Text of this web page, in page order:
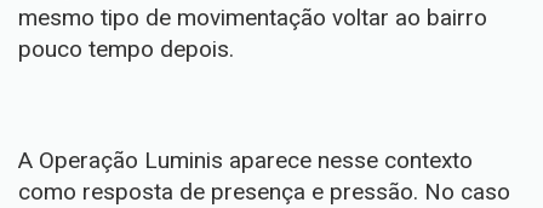
mesmo tipo de movimentação voltar ao bairro
pouco tempo depois.
A Operação Luminis aparece nesse contexto
como resposta de presença e pressão. No caso